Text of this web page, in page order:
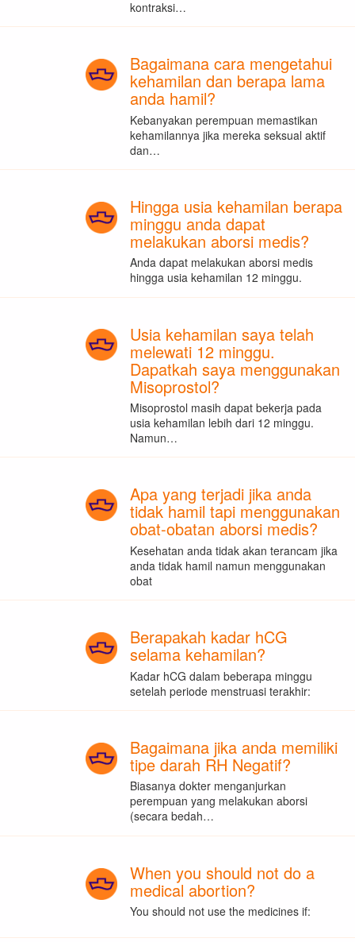
kontraksi…
Bagaimana cara mengetahui
kehamilan dan berapa lama
anda hamil?
Kebanyakan perempuan memastikan
kehamilannya jika mereka seksual aktif
dan…
Hingga usia kehamilan berapa
minggu anda dapat
melakukan aborsi medis?
Anda dapat melakukan aborsi medis
hingga usia kehamilan 12 minggu.
Usia kehamilan saya telah
melewati 12 minggu.
Dapatkah saya menggunakan
Misoprostol?
Misoprostol masih dapat bekerja pada
usia kehamilan lebih dari 12 minggu.
Namun…
Apa yang terjadi jika anda
tidak hamil tapi menggunakan
obat-obatan aborsi medis?
Kesehatan anda tidak akan terancam jika
anda tidak hamil namun menggunakan
obat
Berapakah kadar hCG
selama kehamilan?
Kadar hCG dalam beberapa minggu
setelah periode menstruasi terakhir:
Bagaimana jika anda memiliki
tipe darah RH Negatif?
Biasanya dokter menganjurkan
perempuan yang melakukan aborsi
(secara bedah…
When you should not do a
medical abortion?
You should not use the medicines if: